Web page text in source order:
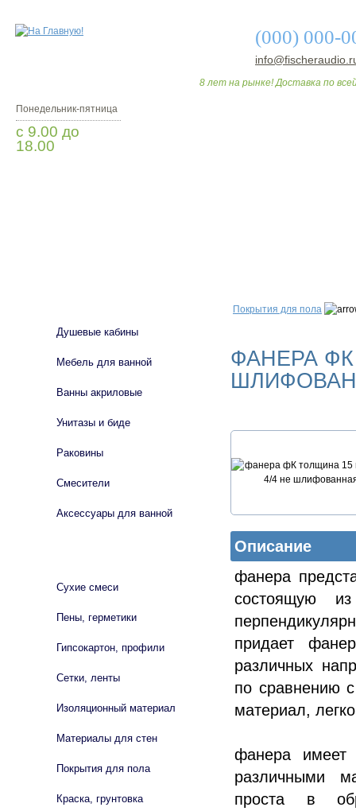
(000) 000-
8 лет на рынке! Доставка по
Понедельник-пятница
с 9.00 до
18.00
Покрытия для пола
ФАНЕРА
Описание
фанера
состоящую
придает
различных
по сравнению
материал,
фанера имеет
различными
проста в
Душевые кабины
Мебель для ванной
Ванны акриловые
Унитазы и биде
Раковины
Смесители
Аксессуары для ванной
Сухие смеси
Пены, герметики
Гипсокартон, профили
Сетки, ленты
Изоляционный материал
Материалы для стен
Покрытия для пола
Краска, грунтовка